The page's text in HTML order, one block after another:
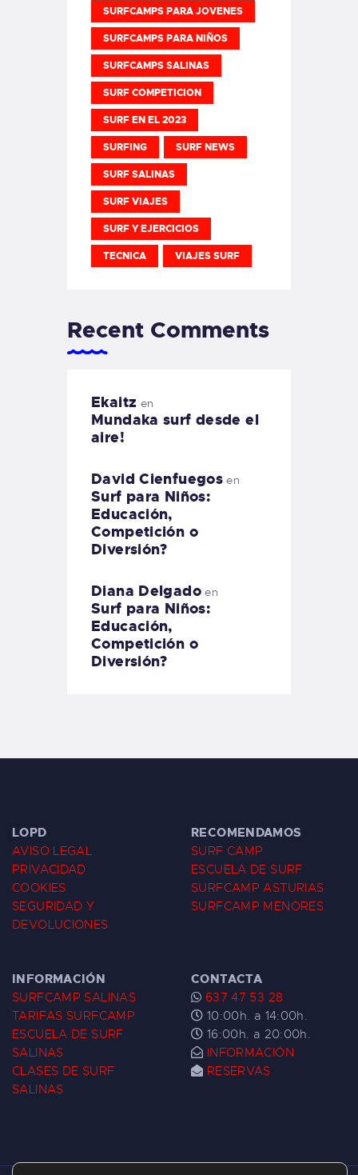
SURFCAMPS PARA JOVENES
SURFCAMPS PARA NIÑOS
SURFCAMPS SALINAS
SURF COMPETICION
SURF EN EL 2023
SURFING SURF NEWS
SURF SALINAS
SURF VIAJES
SURF Y EJERCICIOS
TECNICA VIAJES SURF
Recent Comments
Ekaitz en
Mundaka surf desde el
aire!
David Cienfuegos en
Surf para Niños:
Educación,
Competición o
Diversión?
Diana Delgadoen
Surf para Niños:
Educación,
Competición o
Diversión?
LOPD
AVISO LEGAL
PRIVACIDAD
COOKIES
SEGURIDAD Y
DEVOLUCIONES
RECOMENDAMOS
SURF CAMP
ESCUELA DE SURF
SURFCAMP ASTURIAS
SURFCAMP MENORES
INFORMACIÓN
SURFCAMP SALINAS
TARIFAS SURFCAMP
ESCUELA DE SURF
SALINAS
CLASES DE SURF
SALINAS
CONTACTA
637 47 53 28
10:00h. a 14:00h.
16:00h. a 20:00h.
INFORMACIÓN
RESERVAS